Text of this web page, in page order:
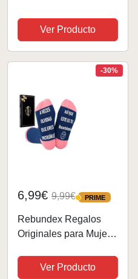
divertida para regalos
amigas
Ver Producto
-30%
6,99€ 9,99€ PRIME
PRIME
Rebundex Regalos
Originales para Mujer
Invisible, Calcetines
Ver Producto